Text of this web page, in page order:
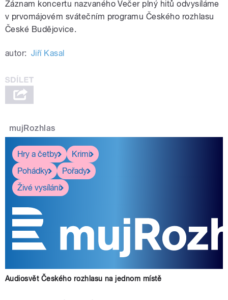
Záznam koncertu nazvaného Večer plný hitů odvysíláme
v prvomájovém svátečním programu Českého rozhlasu
České Budějovice.
autor: Jiří Kasal
mujRozhlas
Hry a četby
Krimi
Pohádky
Pořady
Živé vysílání
Audiosvět Českého rozhlasu na jednom místě